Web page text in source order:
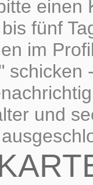
einen
fünf
im
schicken
und